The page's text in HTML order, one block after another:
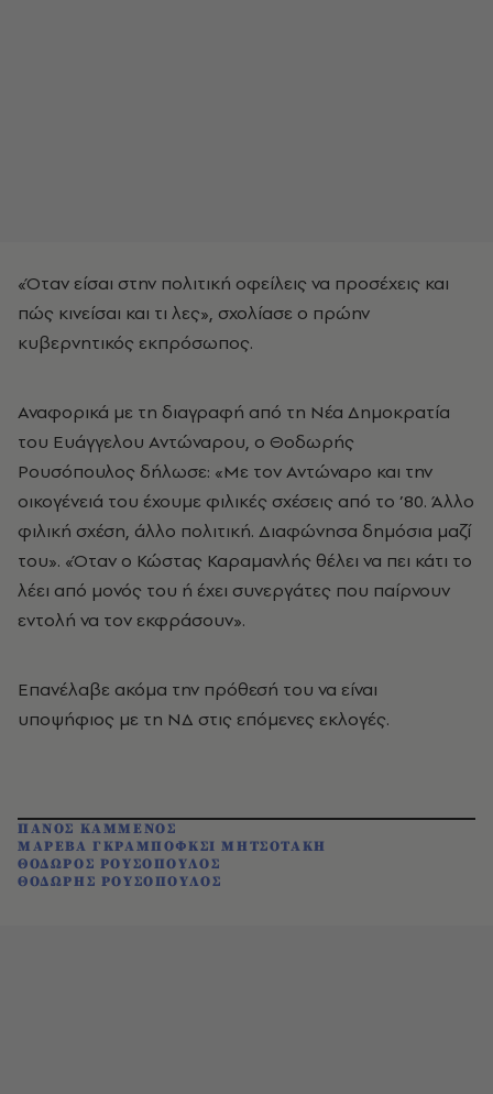
«Όταν είσαι στην πολιτική οφείλεις να προσέχεις και
πώς κινείσαι και τι λες», σχολίασε ο πρώην
κυβερνητικός εκπρόσωπος.
Αναφορικά με τη διαγραφή από τη Νέα Δημοκρατία
του Ευάγγελου Αντώναρου, ο Θοδωρής
Ρουσόπουλος δήλωσε: «Με τον Αντώναρο και την
οικογένειά του έχουμε φιλικές σχέσεις από το ’80. Άλλο
φιλική σχέση, άλλο πολιτική. Διαφώνησα δημόσια μαζί
του». «Όταν ο Κώστας Καραμανλής θέλει να πει κάτι το
λέει από μονός του ή έχει συνεργάτες που παίρνουν
εντολή να τον εκφράσουν».
Επανέλαβε ακόμα την πρόθεσή του να είναι
υποψήφιος με τη ΝΔ στις επόμενες εκλογές.
ΠΑΝΟΣ ΚΑΜΜΕΝΟΣ
ΜΑΡΕΒΑ ΓΚΡΑΜΠΟΦΚΣΙ ΜΗΤΣΟΤΑΚΗ
ΘΟΔΩΡΟΣ ΡΟΥΣΟΠΟΥΛΟΣ
ΘΟΔΩΡΗΣ ΡΟΥΣΟΠΟΥΛΟΣ